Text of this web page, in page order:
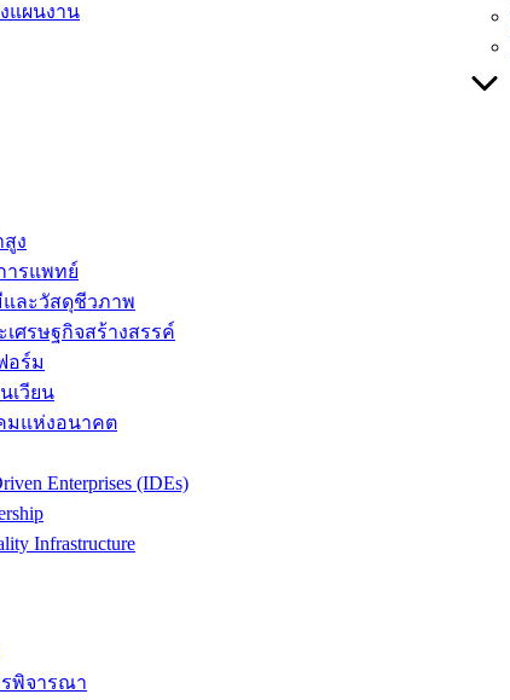
แผนงาน
ง
ารแพทย์
และวัสดุชีวภาพ
ศรษฐกิจสร้างสรรค์
อร์ม
เวียน
มแห่งอนาคต
Enterprises (IDEs)
Infrastructure
พิจารณา